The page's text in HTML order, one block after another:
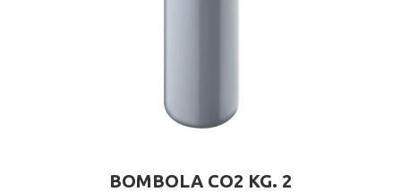
BOMBOLA CO2 KG. 2